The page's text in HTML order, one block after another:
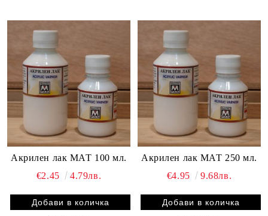
Акрилен лак МАТ 100 мл.
€2.45
4.79лв.
Акрилен лак МАТ 250 мл.
€4.95
9.68лв.